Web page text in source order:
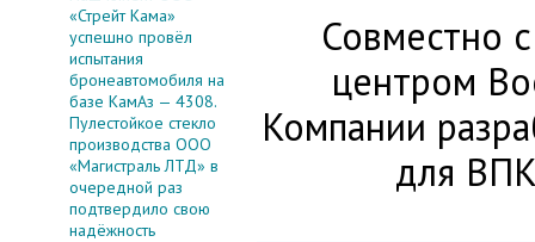
«Стрейт Кама»
успешно провёл
испытания
бронеавтомобиля на
базе КамАз — 4308.
Пулестойкое стекло
производства ООО
«Магистраль ЛТД» в
очередной раз
подтвердило свою
надёжность
Совместно
центром
Компании
для